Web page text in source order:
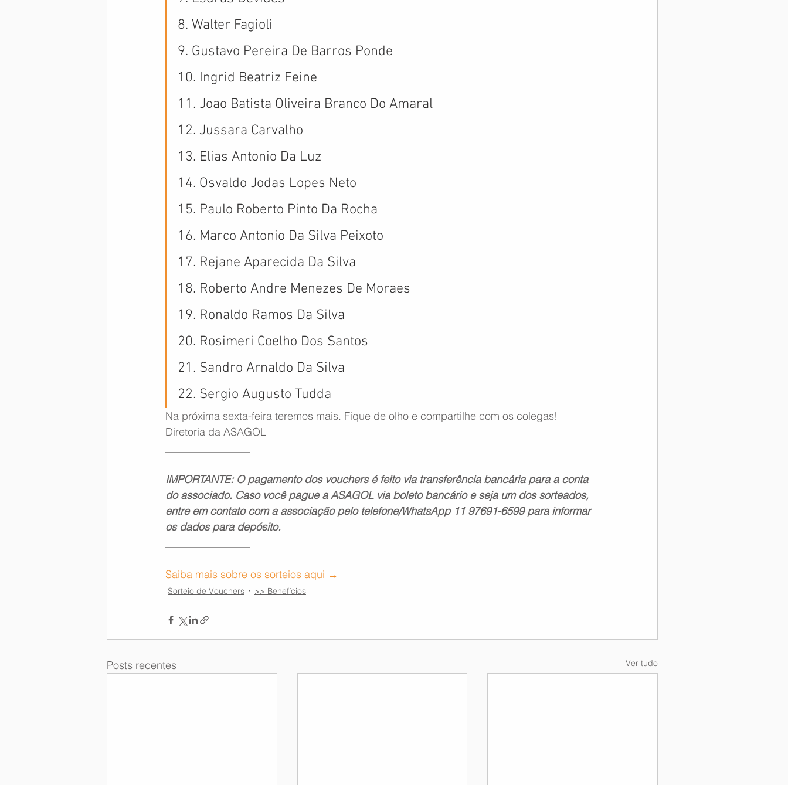
8. Walter Fagioli
9. Gustavo Pereira De Barros Ponde
10. Ingrid Beatriz Feine
11. Joao Batista Oliveira Branco Do Amaral
12. Jussara Carvalho
13. Elias Antonio Da Luz
14. Osvaldo Jodas Lopes Neto
15. Paulo Roberto Pinto Da Rocha
16. Marco Antonio Da Silva Peixoto
17. Rejane Aparecida Da Silva
18. Roberto Andre Menezes De Moraes
19. Ronaldo Ramos Da Silva
20. Rosimeri Coelho Dos Santos
21. Sandro Arnaldo Da Silva
22. Sergio Augusto Tudda
Na próxima sexta-feira teremos mais. Fique de olho e compartilhe com os colegas!
Diretoria da ASAGOL
IMPORTANTE: O pagamento dos vouchers é feito via transferência bancária para a conta
do associado. Caso você pague a ASAGOL via boleto bancário e seja um dos sorteados,
entre em contato com a associação pelo telefone/WhatsApp 11 97691-6599 para informar
os dados para depósito.
Saiba mais sobre os sorteios aqui →
Sorteio de Vouchers >> Benefícios
Posts recentes Ver tudo